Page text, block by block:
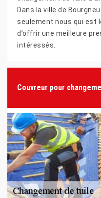
Dans la ville de
seulement nous qui est
d’offrir une meilleure
intéressés.
Couvreur pour